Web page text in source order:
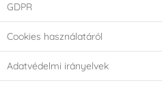
GDPR
Cookies használatáról
Adatvédelmi irányelvek